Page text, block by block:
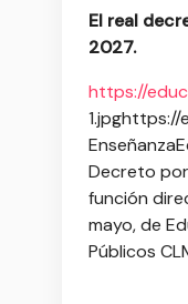
El real
2027.
https://
1.jpghttps://
Enseñanza
Decreto
función
mayo, de
Públicos